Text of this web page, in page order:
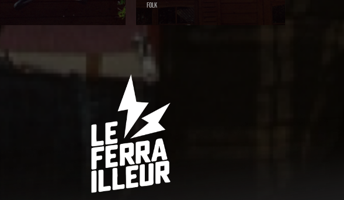
Folk